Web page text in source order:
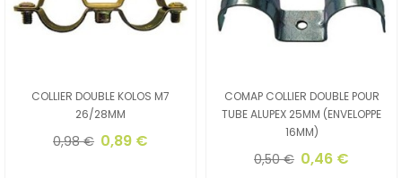
COLLIER DOUBLE KOLOS M7
26/28MM
0,98 € 0,89 €
COMAP COLLIER DOUBLE POUR
TUBE ALUPEX 25MM (ENVELOPPE
16MM)
0,50 € 0,46 €